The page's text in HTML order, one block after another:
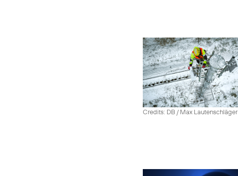
Credits: DB / Max Lautenschläger